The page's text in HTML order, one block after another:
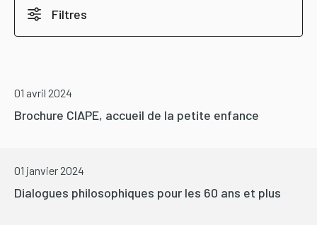
CAROUGE SE CONSTRUIT
Filtres
Brochure CIAPE, accueil de la petite enfance
01 avril 2024
Dialogues philosophiques pour les 60 ans et plus
01 janvier 2024